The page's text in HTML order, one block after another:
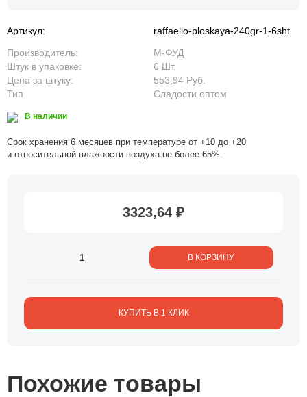
Артикул:
raffaello-ploskaya-240gr-1-6sht
Производитель:
М-ФУД
Штук в упаковке:
6 Шт.
Цена за штуку:
553,94 Руб.
Тип
Сладости оптом
В наличии
Срок хранения 6 месяцев при температуре от +10 до +20
и относительной влажности воздуха не более 65%.
3323,64 ₽
В КОРЗИНУ
КУПИТЬ В 1 КЛИК
Похожие товары